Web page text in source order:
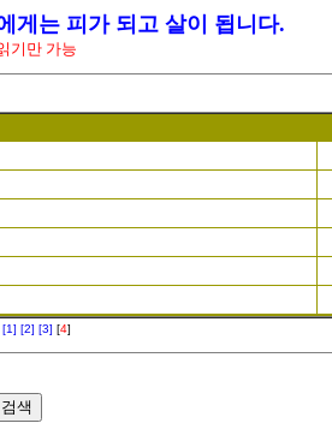
게는 피가 되고 살이 됩니다.
기만 가능
[1] [2] [3] [4]